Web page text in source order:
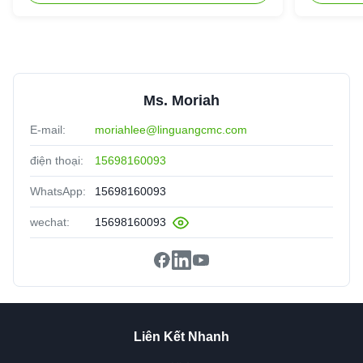
Ms. Moriah
E-mail: moriahlee@linguangcmc.com
điện thoại: 15698160093
WhatsApp: 15698160093
wechat: 15698160093
Liên Kết Nhanh